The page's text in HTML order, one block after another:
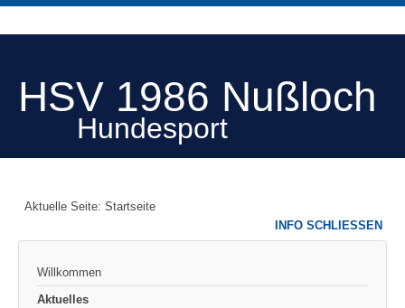
HSV 1986 Nußloch
Hundesport
Aktuelle Seite: Startseite
Willkommen
Aktuelles
INFO SCHLIESSEN